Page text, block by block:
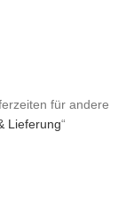
für andere
Lieferung“